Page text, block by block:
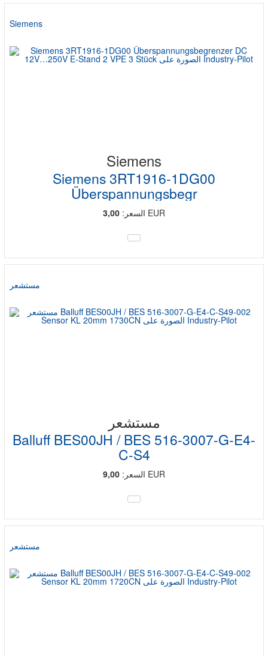
Siemens
Siemens
Siemens 3RT1916-1DG00
Überspannungsbegr
السعر: 3,00 EUR
مستشعر
مستشعر
Balluff BES00JH / BES 516-3007-G-E4-
C-S4
السعر: 9,00 EUR
مستشعر